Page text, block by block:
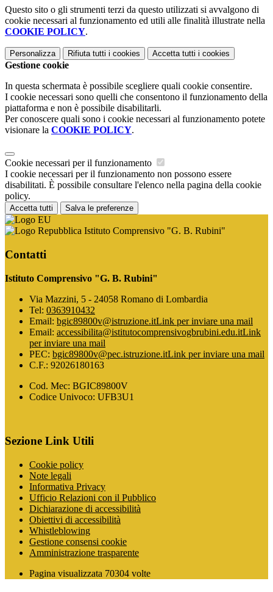
Questo sito o gli strumenti terzi da questo utilizzati si avvalgono di
cookie necessari al funzionamento ed utili alle finalità illustrate nella
COOKIE POLICY.
Personalizza Rifiuta tutti i cookies Accetta tutti i cookies
Gestione cookie
In questa schermata è possibile scegliere quali cookie consentire.
I cookie necessari sono quelli che consentono il funzionamento della
piattaforma e non è possibile disabilitarli.
Per conoscere quali sono i cookie necessari al funzionamento potete
visionare la COOKIE POLICY.
Cookie necessari per il funzionamento
I cookie necessari per il funzionamento non possono essere
disabilitati. È possibile consultare l'elenco nella pagina della cookie
policy.
Accetta tutti Salva le preferenze
Istituto Comprensivo "G. B. Rubini"
Contatti
Istituto Comprensivo "G. B. Rubini"
Via Mazzini, 5 - 24058 Romano di Lombardia
Tel: 0363910432
Email: bgic89800v@istruzione.itLink per inviare una mail
Email: accessibilita@istitutocomprensivogbrubini.edu.itLink
per inviare una mail
PEC: bgic89800v@pec.istruzione.itLink per inviare una mail
C.F.: 92026180163
Cod. Mec: BGIC89800V
Codice Univoco: UFB3U1
Sezione Link Utili
Cookie policy
Note legali
Informativa Privacy
Ufficio Relazioni con il Pubblico
Dichiarazione di accessibilità
Obiettivi di accessibilità
Whistleblowing
Gestione consensi cookie
Amministrazione trasparente
Pagina visualizzata 70304 volte